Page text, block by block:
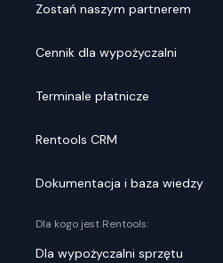
Zostań naszym partnerem
Cennik dla wypożyczalni
Terminale płatnicze
Rentools CRM
Dokumentacja i baza wiedzy
Dla kogo jest Rentools:
Dla wypożyczalni sprzętu